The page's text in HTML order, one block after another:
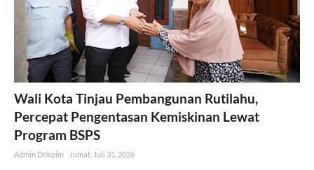
Wali Kota Tinjau Pembangunan Rutilahu,
Percepat Pengentasan Kemiskinan Lewat
Program BSPS
Admin Dokpim Jumat, Juli 31, 2026